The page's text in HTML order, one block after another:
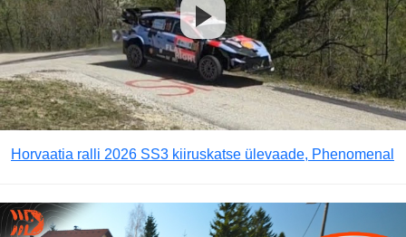
Horvaatia ralli 2026 SS3 kiiruskatse ülevaade, Phenomenal